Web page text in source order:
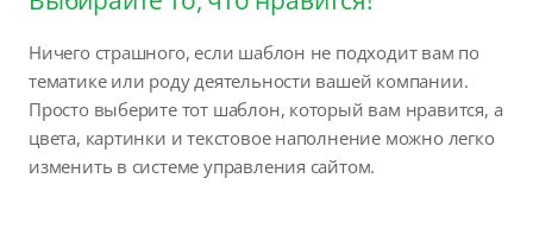
Ничего страшного, если шаблон не подходит вам по
тематике или роду деятельности вашей компании.
Просто выберите тот шаблон, который вам нравится, а
цвета, картинки и текстовое наполнение можно легко
изменить в системе управления сайтом.